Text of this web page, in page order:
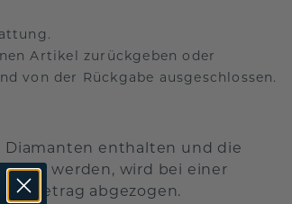
Artikel zurückgeben oder
von der Rückgabe ausgeschlossen.
enthalten und die
werden, wird bei einer
abgezogen.